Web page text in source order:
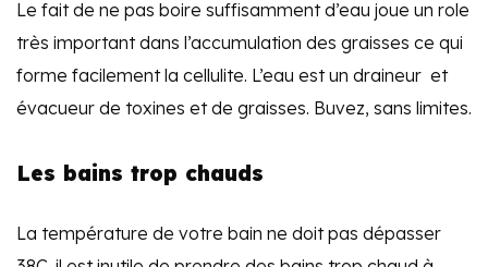
Le fait de ne pas boire suffisamment d’eau joue un role
très important dans l’accumulation des graisses ce qui
forme facilement la cellulite. L’eau est un draineur et
évacueur de toxines et de graisses. Buvez, sans limites.
Les bains trop chauds
La température de votre bain ne doit pas dépasser